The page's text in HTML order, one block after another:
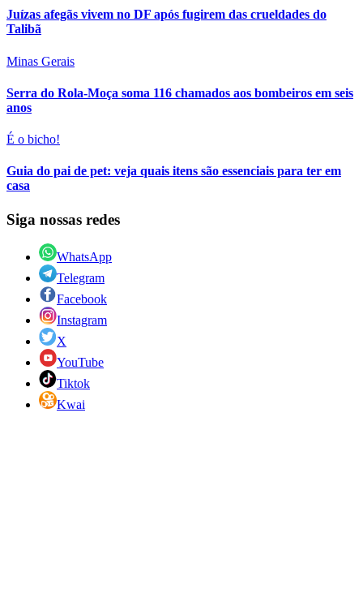
Juízas afegãs vivem no DF após fugirem das crueldades do
Talibã
Minas Gerais
Serra do Rola-Moça soma 116 chamados aos bombeiros em seis
anos
É o bicho!
Guia do pai de pet: veja quais itens são essenciais para ter em
casa
Siga nossas redes
WhatsApp
Telegram
Facebook
Instagram
X
YouTube
Tiktok
Kwai